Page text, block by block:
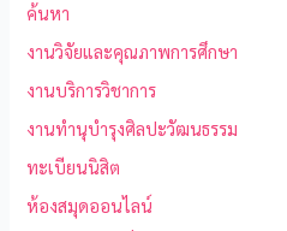
ค้นหา
งานวิจัยและคุณภาพการศึกษา
งานบริการวิชาการ
งานทำนุบำรุงศิลปะวัฒนธรรม
ทะเบียนนิสิต
ห้องสมุดออนไลน์